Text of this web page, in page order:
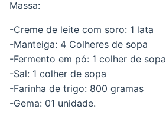
Massa:
-Creme de leite com soro: 1 lata
-Manteiga: 4 Colheres de sopa
-Fermento em pó: 1 colher de sopa
-Sal: 1 colher de sopa
-Farinha de trigo: 800 gramas
-Gema: 01 unidade.